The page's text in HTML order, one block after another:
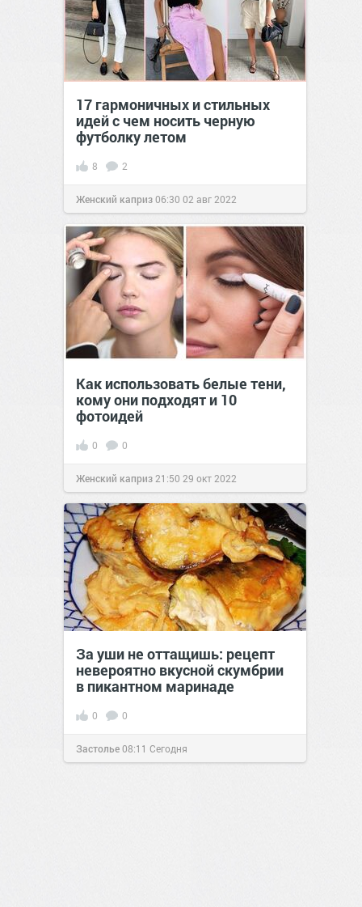
17 гармоничных и стильных
идей с чем носить черную
футболку летом
8 2
Женский каприз06:30 02 авг 2022
Как использовать белые тени,
кому они подходят и 10
фотоидей
0 0
Женский каприз21:50 29 окт 2022
За уши не оттащишь: рецепт
невероятно вкусной скумбрии
в пикантном маринаде
0 0
Застолье08:11 Сегодня